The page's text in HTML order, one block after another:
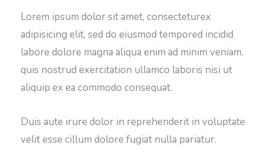
Lorem ipsum dolor sit amet, consecteturex
adipisicing elit, sed do eiusmod tempored incidid
labore dolore magna aliqua enim ad minim veniam.
quis nostrud exercitation ullamco laboris nisi ut
aliquip ex ea commodo consequat.
Duis aute irure dolor in reprehenderit in voluptate
velit esse cillum dolore fugiat nulla pariatur.